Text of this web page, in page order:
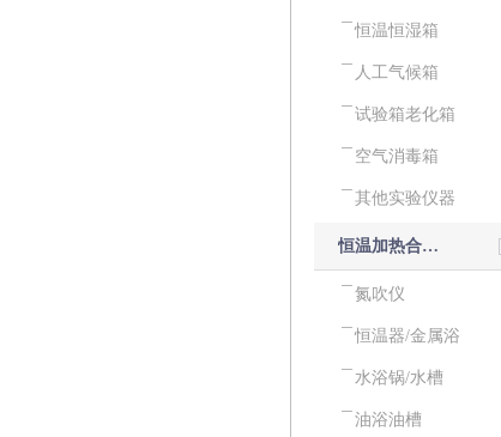
恒温恒湿箱
人工气候箱
试验箱老化箱
空气消毒箱
其他实验仪器
恒温加热合成反应设备
氮吹仪
恒温器/金属浴
水浴锅/水槽
油浴油槽